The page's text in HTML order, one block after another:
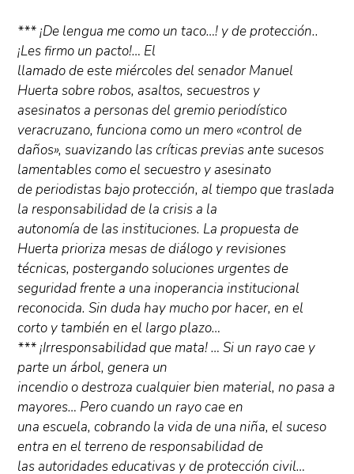
*** ¡De lengua me como un taco…! y de protección..
¡Les firmo un pacto!… El
llamado de este miércoles del senador Manuel
Huerta sobre robos, asaltos, secuestros y
asesinatos a personas del gremio periodístico
veracruzano, funciona como un mero «control de
daños», suavizando las críticas previas ante sucesos
lamentables como el secuestro y asesinato
de periodistas bajo protección, al tiempo que traslada
la responsabilidad de la crisis a la
autonomía de las instituciones. La propuesta de
Huerta prioriza mesas de diálogo y revisiones
técnicas, postergando soluciones urgentes de
seguridad frente a una inoperancia institucional
reconocida. Sin duda hay mucho por hacer, en el
corto y también en el largo plazo…
*** ¡Irresponsabilidad que mata! … Si un rayo cae y
parte un árbol, genera un
incendio o destroza cualquier bien material, no pasa a
mayores… Pero cuando un rayo cae en
una escuela, cobrando la vida de una niña, el suceso
entra en el terreno de responsabilidad de
las autoridades educativas y de protección civil…